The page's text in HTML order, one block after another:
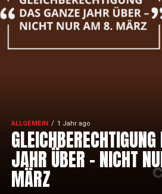
ALLGEMEIN 1 Jahr ago
JAHR ÜBER – NICHT
MÄRZ